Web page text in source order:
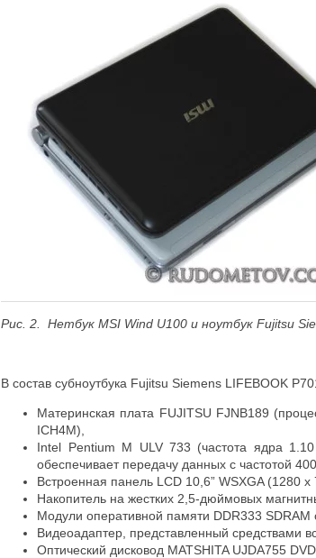
Рис. 2. НетбукMSI Wind U100 и ноутбук Fujitsu
В состав субноутбука Fujitsu Siemens LIFEBOOK
Материнская плата FUJITSU FJNB189
ICH4M),
Intel Pentium M ULV 733 (частота ядра
обеспечивает передачу данных с частотой
Встроенная панель LCD 10,6” WSXGA (1280 x
Накопитель на жестких 2,5-дюймовых
Модули оперативной памяти DDR333
Видеоадаптер, представленный средствами
Оптический дисковод MATSHITA UJDA755